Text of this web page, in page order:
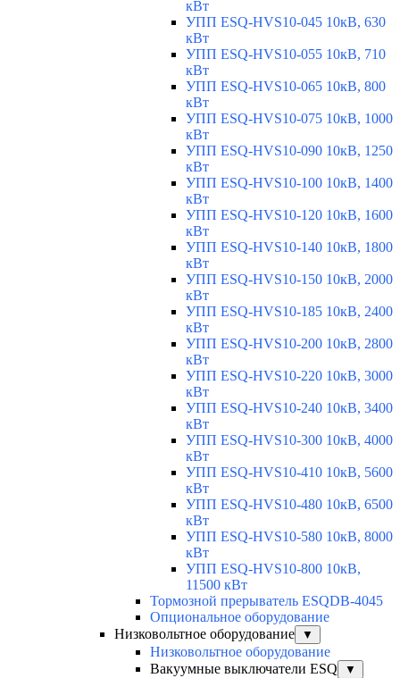
кВт
УПП ESQ-HVS10-045 10кВ, 630
кВт
УПП ESQ-HVS10-055 10кВ, 710
кВт
УПП ESQ-HVS10-065 10кВ, 800
кВт
УПП ESQ-HVS10-075 10кВ, 1000
кВт
УПП ESQ-HVS10-090 10кВ, 1250
кВт
УПП ESQ-HVS10-100 10кВ, 1400
кВт
УПП ESQ-HVS10-120 10кВ, 1600
кВт
УПП ESQ-HVS10-140 10кВ, 1800
кВт
УПП ESQ-HVS10-150 10кВ, 2000
кВт
УПП ESQ-HVS10-185 10кВ, 2400
кВт
УПП ESQ-HVS10-200 10кВ, 2800
кВт
УПП ESQ-HVS10-220 10кВ, 3000
кВт
УПП ESQ-HVS10-240 10кВ, 3400
кВт
УПП ESQ-HVS10-300 10кВ, 4000
кВт
УПП ESQ-HVS10-410 10кВ, 5600
кВт
УПП ESQ-HVS10-480 10кВ, 6500
кВт
УПП ESQ-HVS10-580 10кВ, 8000
кВт
УПП ESQ-HVS10-800 10кВ,
11500 кВт
Тормозной прерыватель ESQDB-4045
Опциональное оборудование
Низковольтное оборудование
▼
Низковольтное оборудование
Вакуумные выключатели ESQ
▼